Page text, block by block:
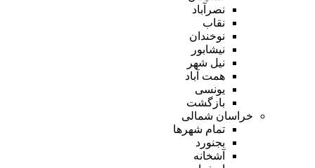
نصرآباد
نقاب
نوخندان
نیشابور
نیل شهر
همت آباد
یونسی
بازگشت
خراسان شمالی
تمام شهر‌ها
بجنورد
آشخانه